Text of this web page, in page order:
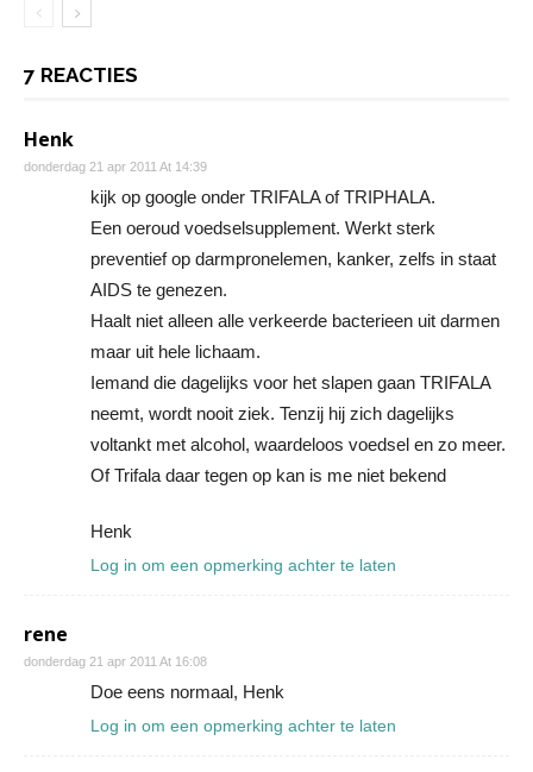
7 REACTIES
Henk
donderdag 21 apr 2011 At 14:39
kijk op google onder TRIFALA of TRIPHALA.
Een oeroud voedselsupplement. Werkt sterk
preventief op darmpronelemen, kanker, zelfs in staat
AIDS te genezen.
Haalt niet alleen alle verkeerde bacterieen uit darmen
maar uit hele lichaam.
Iemand die dagelijks voor het slapen gaan TRIFALA
neemt, wordt nooit ziek. Tenzij hij zich dagelijks
voltankt met alcohol, waardeloos voedsel en zo meer.
Of Trifala daar tegen op kan is me niet bekend
Henk
Log in om een opmerking achter te laten
rene
donderdag 21 apr 2011 At 16:08
Doe eens normaal, Henk
Log in om een opmerking achter te laten